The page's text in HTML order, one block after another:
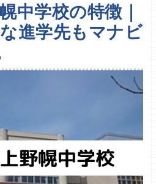
中学校の特徴｜
進学先もマナビ